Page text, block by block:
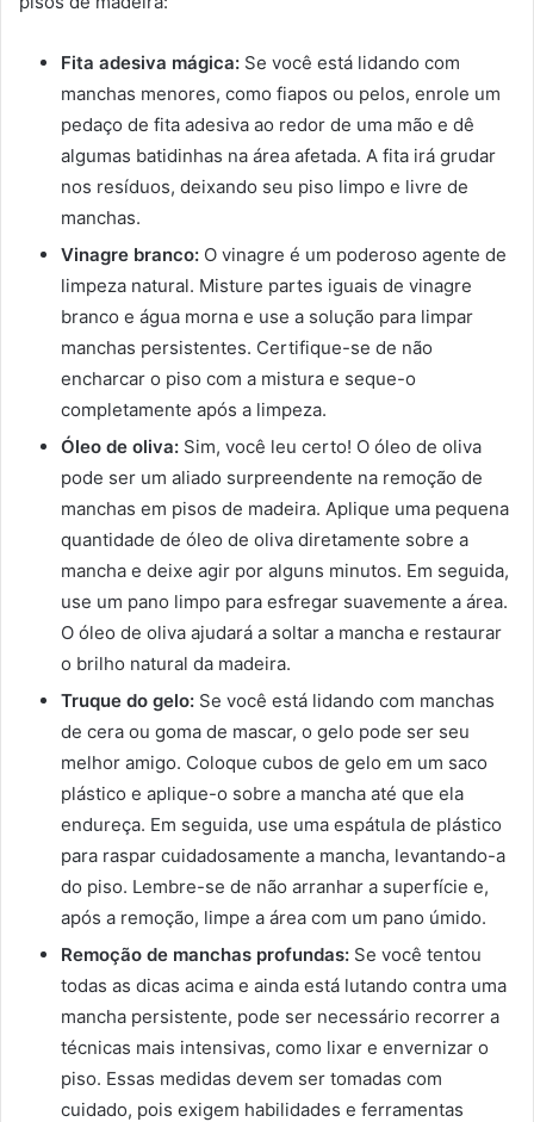
Fita adesiva mágica: Se você está lidando com
manchas menores, como fiapos ou pelos, enrole um
pedaço de fita adesiva ao redor de uma mão e dê
algumas batidinhas na área afetada. A fita irá grudar
nos resíduos, deixando seu piso limpo e livre de
manchas.
Vinagre branco: O vinagre é um poderoso agente de
limpeza natural. Misture partes iguais de vinagre
branco e água morna e use a solução para limpar
manchas persistentes. Certifique-se de não
encharcar o piso com a mistura e seque-o
completamente após a limpeza.
Óleo de oliva: Sim, você leu certo! O óleo de oliva
pode ser um aliado surpreendente na remoção de
manchas em pisos de madeira. Aplique uma pequena
quantidade de óleo de oliva diretamente sobre a
mancha e deixe agir por alguns minutos. Em seguida,
use um pano limpo para esfregar suavemente a área.
O óleo de oliva ajudará a soltar a mancha e restaurar
o brilho natural da madeira.
Truque do gelo: Se você está lidando com manchas
de cera ou goma de mascar, o gelo pode ser seu
melhor amigo. Coloque cubos de gelo em um saco
plástico e aplique-o sobre a mancha até que ela
endureça. Em seguida, use uma espátula de plástico
para raspar cuidadosamente a mancha, levantando-a
do piso. Lembre-se de não arranhar a superfície e,
após a remoção, limpe a área com um pano úmido.
Remoção de manchas profundas: Se você tentou
todas as dicas acima e ainda está lutando contra uma
mancha persistente, pode ser necessário recorrer a
técnicas mais intensivas, como lixar e envernizar o
piso. Essas medidas devem ser tomadas com
cuidado, pois exigem habilidades e ferramentas